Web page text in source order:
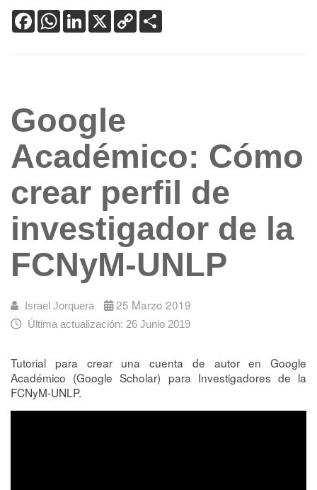
FacebookWhatsApp
LinkedIn
X Copy
Link
Google
Académico: Cómo
crear perfil de
investigador de la
FCNyM-UNLP
Israel Jorquera 25 Marzo 2019
Última actualización: 26 Junio 2019
Tutorial para crear una cuenta de autor en Google
Académico (Google Scholar) para Investigadores de la
FCNyM-UNLP.